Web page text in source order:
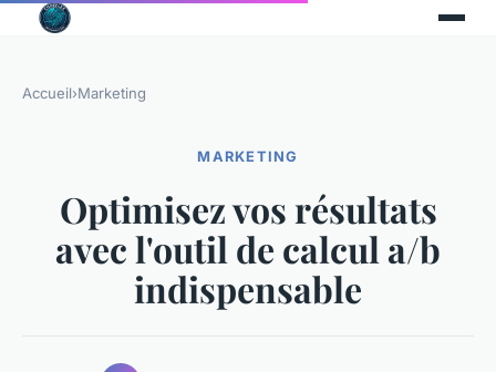
Accueil›Marketing
MARKETING
Optimisez vos résultats
avec l'outil de calcul a/b
indispensable